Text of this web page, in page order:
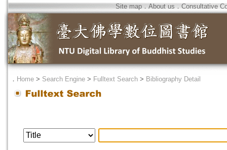
Site map．About us ． Consultative
． Home > Search Engine > Fulltext Search > Bibliography Detail